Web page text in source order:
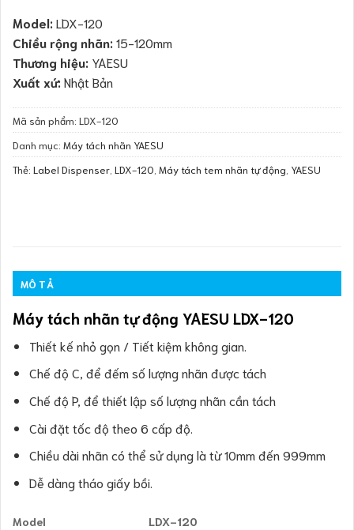
Model: LDX-120
Chiều rộng nhãn: 15-120mm
Thương hiệu: YAESU
Xuất xứ: Nhật Bản
Mã sản phẩm: LDX-120
Danh mục: Máy tách nhãn YAESU
Thẻ: Label Dispenser LDX-120 Máy tách tem nhãn tự động YAESU
MÔ TẢ
Máy tách nhãn tự động YAESU LDX-120
Thiết kế nhỏ gọn / Tiết kiệm không gian.
Chế độ C, để đếm số lượng nhãn được tách
Chế độ P, để thiết lập số lượng nhãn cần tách
Cài đặt tốc độ theo 6 cấp độ.
Chiều dài nhãn có thể sử dụng là từ 10mm đến 999mm
Dễ dàng tháo giấy bồi.
Model
LDX-120